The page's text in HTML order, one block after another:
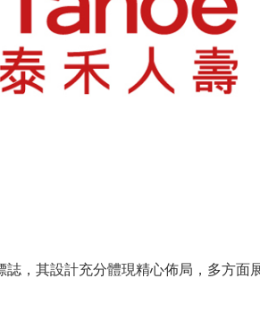
，其設計充分體現精心佈局，多方面